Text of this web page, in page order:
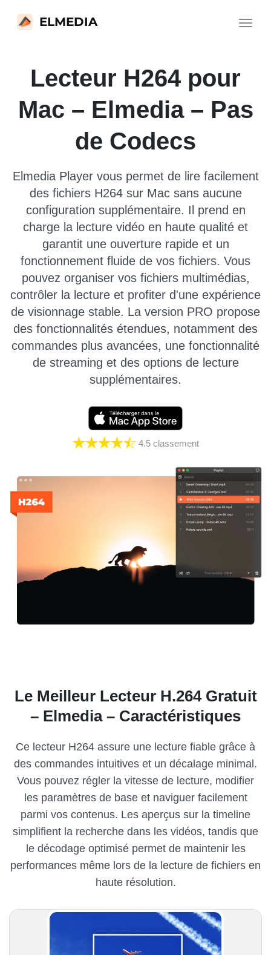
Toggle
ELMEDIA
Lecteur H264 pour
Mac – Elmedia – Pas
de Codecs
Elmedia Player vous permet de lire facilement
des fichiers H264 sur Mac sans aucune
configuration supplémentaire. Il prend en
charge la lecture vidéo en haute qualité et
garantit une ouverture rapide et un
fonctionnement fluide de vos fichiers. Vous
pouvez organiser vos fichiers multimédias,
contrôler la lecture et profiter d'une expérience
de visionnage stable. La version PRO propose
des fonctionnalités étendues, notamment des
commandes plus avancées, une fonctionnalité
de streaming et des options de lecture
supplémentaires.
4.5classement
Le Meilleur Lecteur H.264 Gratuit
– Elmedia – Caractéristiques
Ce lecteur H264 assure une lecture fiable grâce à
des commandes intuitives et un décalage minimal.
Vous pouvez régler la vitesse de lecture, modifier
les paramètres de base et naviguer facilement
parmi vos contenus. Les aperçus sur la timeline
simplifient la recherche dans les vidéos, tandis que
le décodage optimisé permet de maintenir les
performances même lors de la lecture de fichiers en
haute résolution.